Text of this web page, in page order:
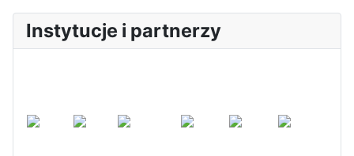
Instytucje i partnerzy